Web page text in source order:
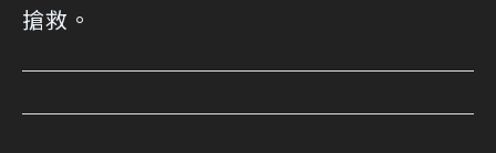
搶救。